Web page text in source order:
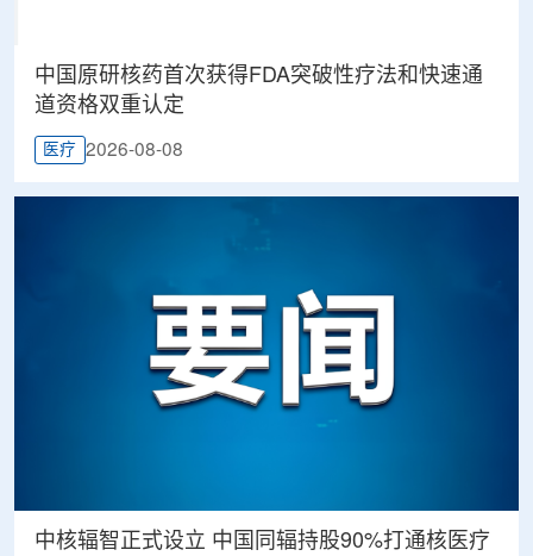
中国原研核药首次获得FDA突破性疗法和快速通
道资格双重认定
医疗 2026-08-08
中核辐智正式设立 中国同辐持股90%打通核医疗